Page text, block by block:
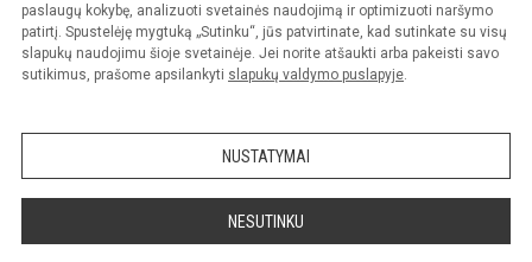
paslaugų kokybę, analizuoti svetainės naudojimą ir optimizuoti naršymo
patirtį. Spustelėję mygtuką „Sutinku“, jūs patvirtinate, kad sutinkate su visų
slapukų naudojimu šioje svetainėje. Jei norite atšaukti arba pakeisti savo
sutikimus, prašome apsilankyti slapukų valdymo puslapyje.
NUSTATYMAI
NESUTINKU
Kopijuoti turinį be raštiško įstaigos administracijos sutikimo griežtai draudžiama.
Versija neįgaliesiems Slapukų valdymas
Sumanus būdas atnaujinti